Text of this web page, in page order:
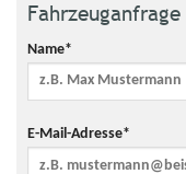
Fahrzeuganfrage
Name*
E-Mail-Adresse*